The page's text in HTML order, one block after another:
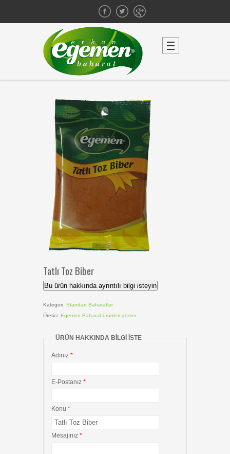
Tatlı Toz Biber
Bu ürün hakkında ayrıntılı bilgi isteyin
Kategori: Standart Baharatlar
Üretici: Egemen Baharat ürünleri göster
ÜRÜN HAKKINDA BILGI ISTE
Adınız *
E-Postanız *
Konu *
Mesajınız *